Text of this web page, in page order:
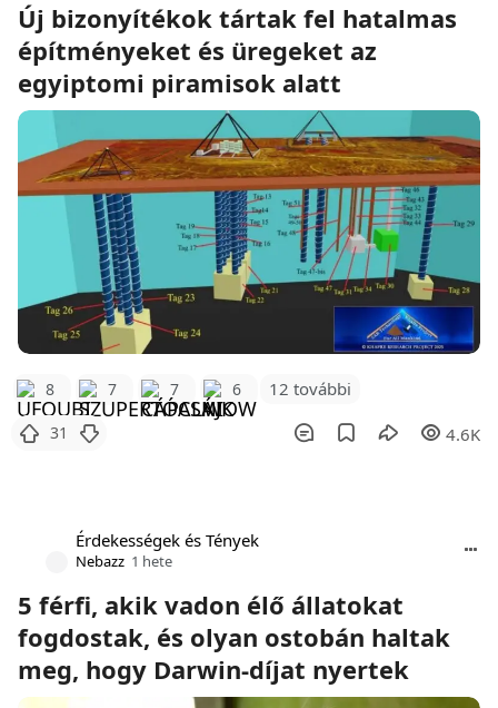
Új bizonyítékok tártak fel hatalmas
építményeket és üregeket az
egyiptomi piramisok alatt
8 7 7 6 12 további
31 4.6K
Érdekességek és Tények
Nebazz 1 hete
5 férfi, akik vadon élő állatokat
fogdostak, és olyan ostobán haltak
meg, hogy Darwin-díjat nyertek